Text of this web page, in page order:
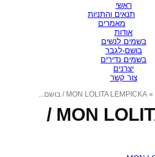
ראשי
תנאים והתניות
מאמרים
אודות
בשמים לנשים
בושם-לגבר
בשמים נדירים
יצרנים
צור קשר
» MON LOLITA LEMPICKA / בושם...
MON LOLITA LEMPICKA /